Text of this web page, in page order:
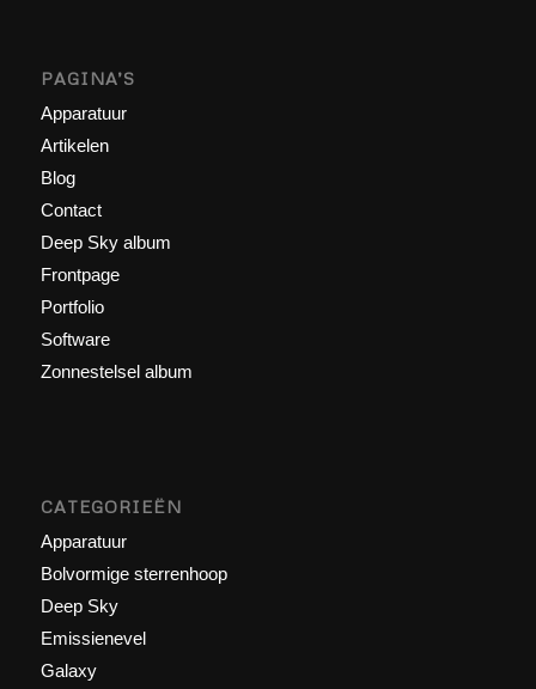
PAGINA’S
Apparatuur
Artikelen
Blog
Contact
Deep Sky album
Frontpage
Portfolio
Software
Zonnestelsel album
CATEGORIEËN
Apparatuur
Bolvormige sterrenhoop
Deep Sky
Emissienevel
Galaxy